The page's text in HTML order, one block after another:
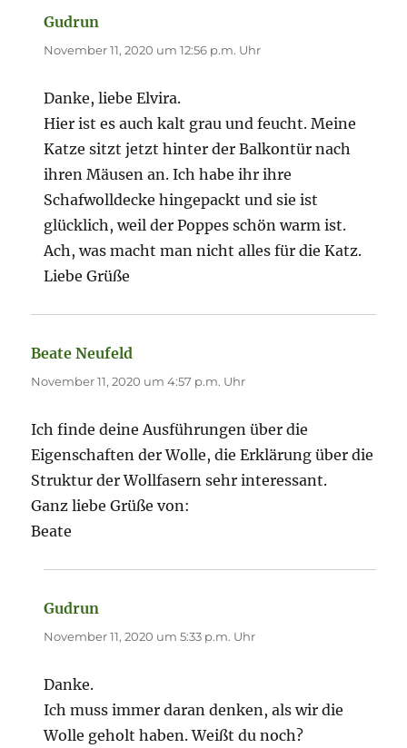
Gudrun
November 11, 2020 um 12:56 p.m. Uhr
Danke, liebe Elvira.
Hier ist es auch kalt grau und feucht. Meine
Katze sitzt jetzt hinter der Balkontür nach
ihren Mäusen an. Ich habe ihr ihre
Schafwolldecke hingepackt und sie ist
glücklich, weil der Poppes schön warm ist.
Ach, was macht man nicht alles für die Katz.
Liebe Grüße
Beate Neufeld
November 11, 2020 um 4:57 p.m. Uhr
Ich finde deine Ausführungen über die
Eigenschaften der Wolle, die Erklärung über die
Struktur der Wollfasern sehr interessant.
Ganz liebe Grüße von:
Beate
Gudrun
November 11, 2020 um 5:33 p.m. Uhr
Danke.
Ich muss immer daran denken, als wir die
Wolle geholt haben. Weißt du noch?